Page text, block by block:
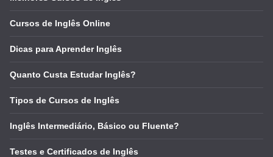
Cursos de Inglês Online
Dicas para Aprender Inglês
Quanto Custa Estudar Inglês?
Tipos de Cursos de Inglês
Inglês Intermediário, Básico ou Fluente?
Testes e Certificados de Inglês